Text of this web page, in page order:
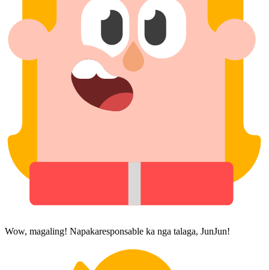
Wow, magaling! Napakaresponsable ka nga talaga, JunJun!